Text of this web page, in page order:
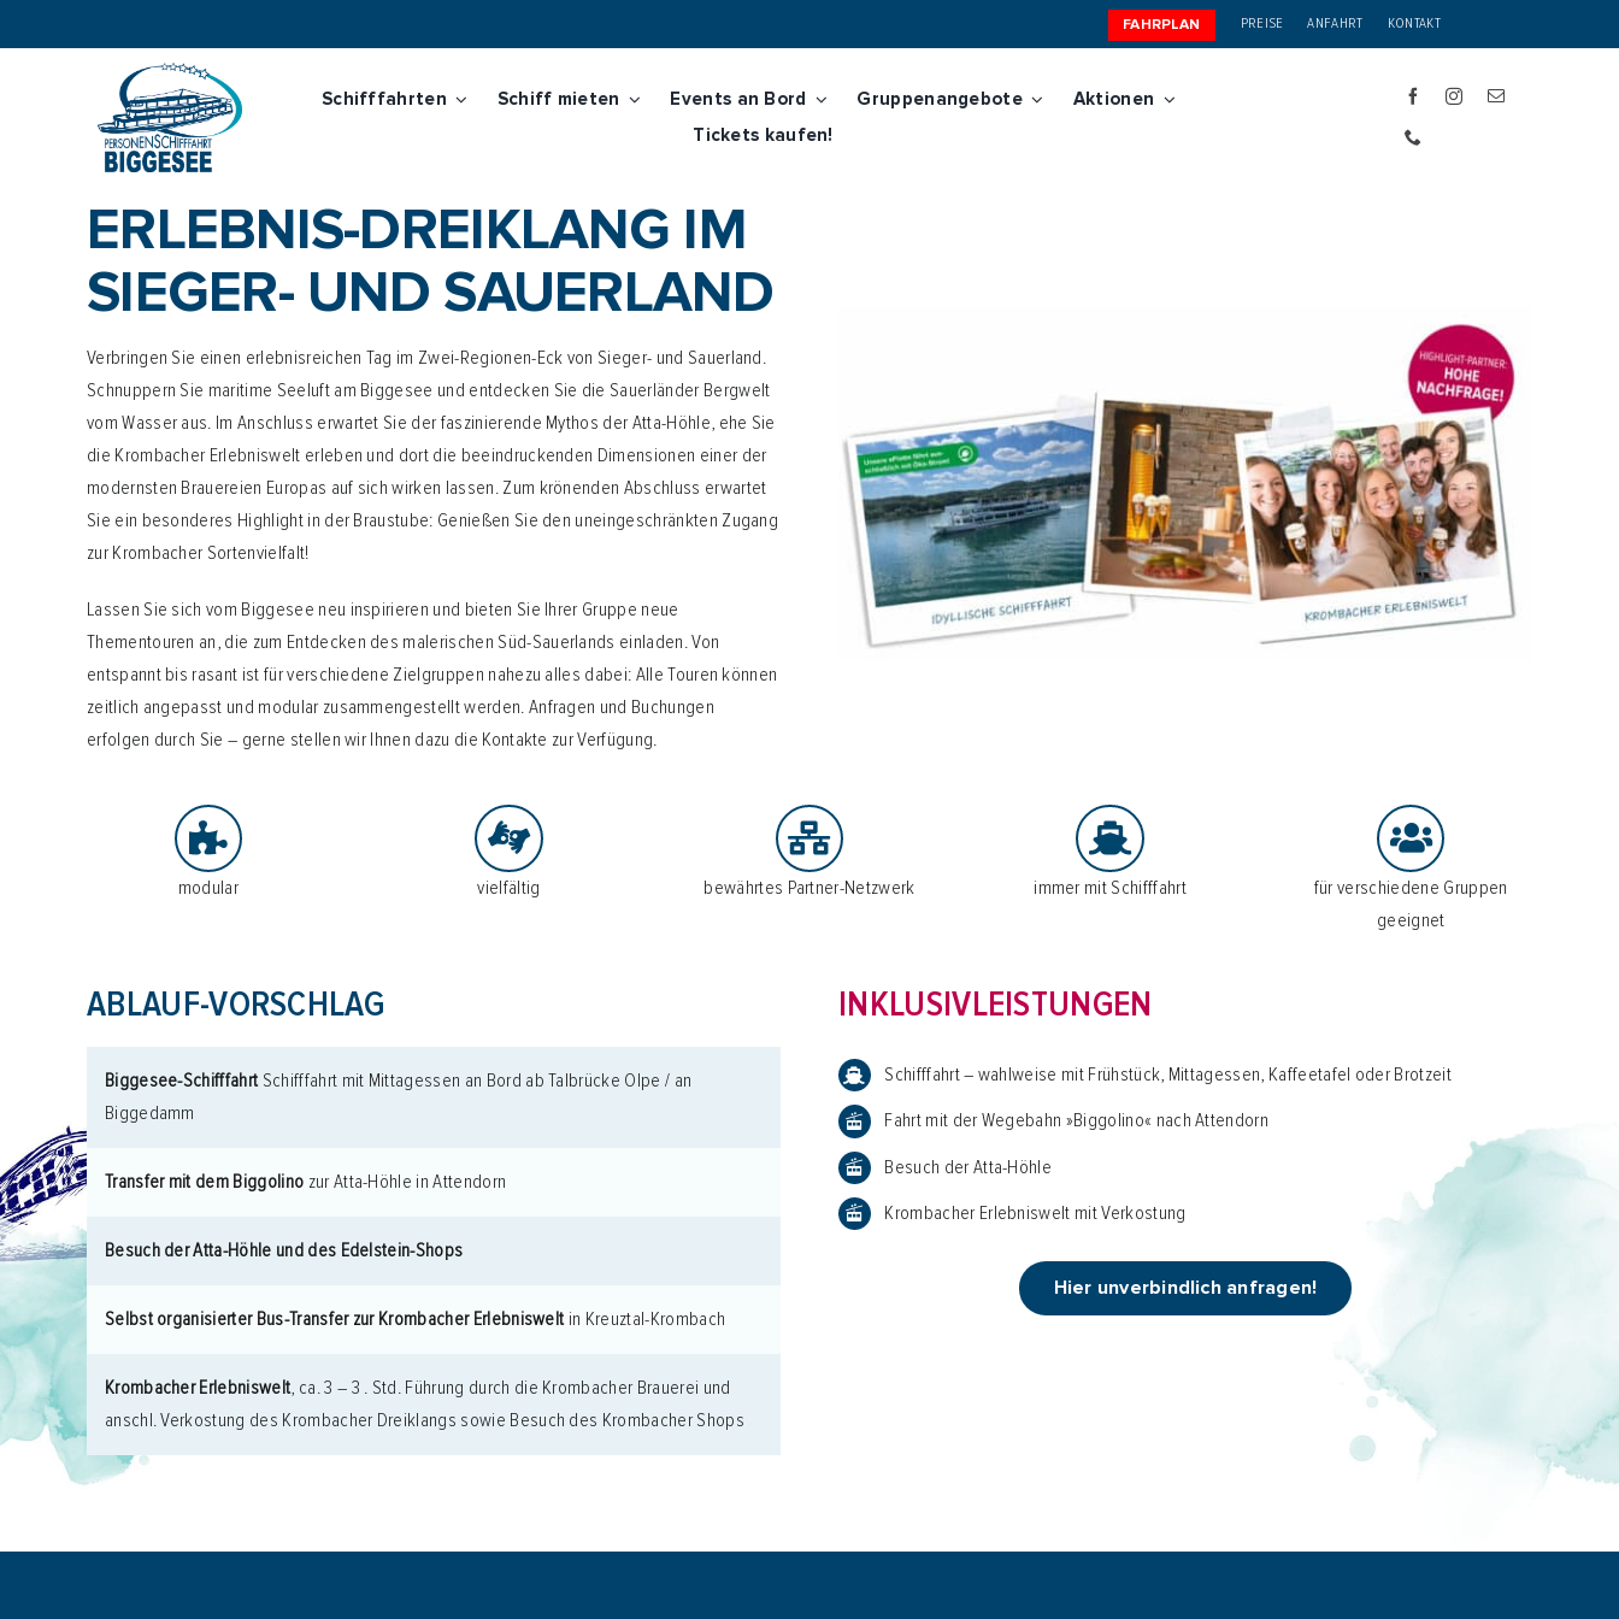
Inhalt
FAHRPLAN PREISE ANFAHRT KONTAKT
Schifffahrten Schiff mieten Events an Bord Gruppenangebote
Aktionen
Tickets kaufen!
ERLEBNIS-DREIKLANG IM
SIEGER- UND SAUERLAND
Verbringen Sie einen erlebnisreichen Tag im Zwei-Regionen-Eck von Sieger- und Sauerland.
Schnuppern Sie maritime Seeluft am Biggesee und entdecken Sie die Sauerländer Bergwelt
vom Wasser aus. Im Anschluss erwartet Sie der faszinierende Mythos der Atta-Höhle, ehe Sie
die Krombacher Erlebniswelt erleben und dort die beeindruckenden Dimensionen einer der
modernsten Brauereien Europas auf sich wirken lassen. Zum krönenden Abschluss erwartet
Sie ein besonderes Highlight in der Braustube: Genießen Sie den uneingeschränkten Zugang
zur Krombacher Sortenvielfalt!
Lassen Sie sich vom Biggesee neu inspirieren und bieten Sie Ihrer Gruppe neue
Thementouren an, die zum Entdecken des malerischen Süd-Sauerlands einladen. Von
entspannt bis rasant ist für verschiedene Zielgruppen nahezu alles dabei: Alle Touren können
zeitlich angepasst und modular zusammengestellt werden. Anfragen und Buchungen
erfolgen durch Sie – gerne stellen wir Ihnen dazu die Kontakte zur Verfügung.
modular vielfältig bewährtes Partner-Netzwerk immer mit Schifffahrt
für verschiedene Gruppen
geeignet
ABLAUF-VORSCHLAG
Biggesee-Schifffahrt Schifffahrt mit Mittagessen an Bord ab Talbrücke Olpe / an
Biggedamm
Transfer mit dem Biggolino zur Atta-Höhle in Attendorn
Besuch der Atta-Höhle und des Edelstein-Shops
Selbst organisierter Bus-Transfer zur Krombacher Erlebnisweltin Kreuztal-Krombach
Krombacher Erlebniswelt, ca. 3 – 3 . Std. Führung durch die Krombacher Brauerei und
anschl. Verkostung des Krombacher Dreiklangs sowie Besuch des Krombacher Shops
INKLUSIVLEISTUNGEN
Schifffahrt – wahlweise mit Frühstück, Mittagessen, Kaffeetafel oder Brotzeit
Fahrt mit der Wegebahn »Biggolino« nach Attendorn
Besuch der Atta-Höhle
Krombacher Erlebniswelt mit Verkostung
Hier unverbindlich anfragen!
Wobei dürfen wir helfen?
Tickets kaufen
Fahrplan prüfen
Preise ansehen
Eventkalender
Schifffahrten
Schiff mieten
Events an Bord
Gruppenangebote
Planung & Service
Hotline:02761 96590
E-Mail: info@biggesee.de
Anfahrt:Anleger, Parken & Barrierefreiheit